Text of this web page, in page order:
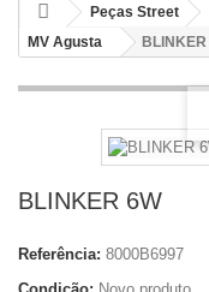
Peças Street
MV Agusta
BLINKER
BLINKER 6W
Referência: 8000B6997